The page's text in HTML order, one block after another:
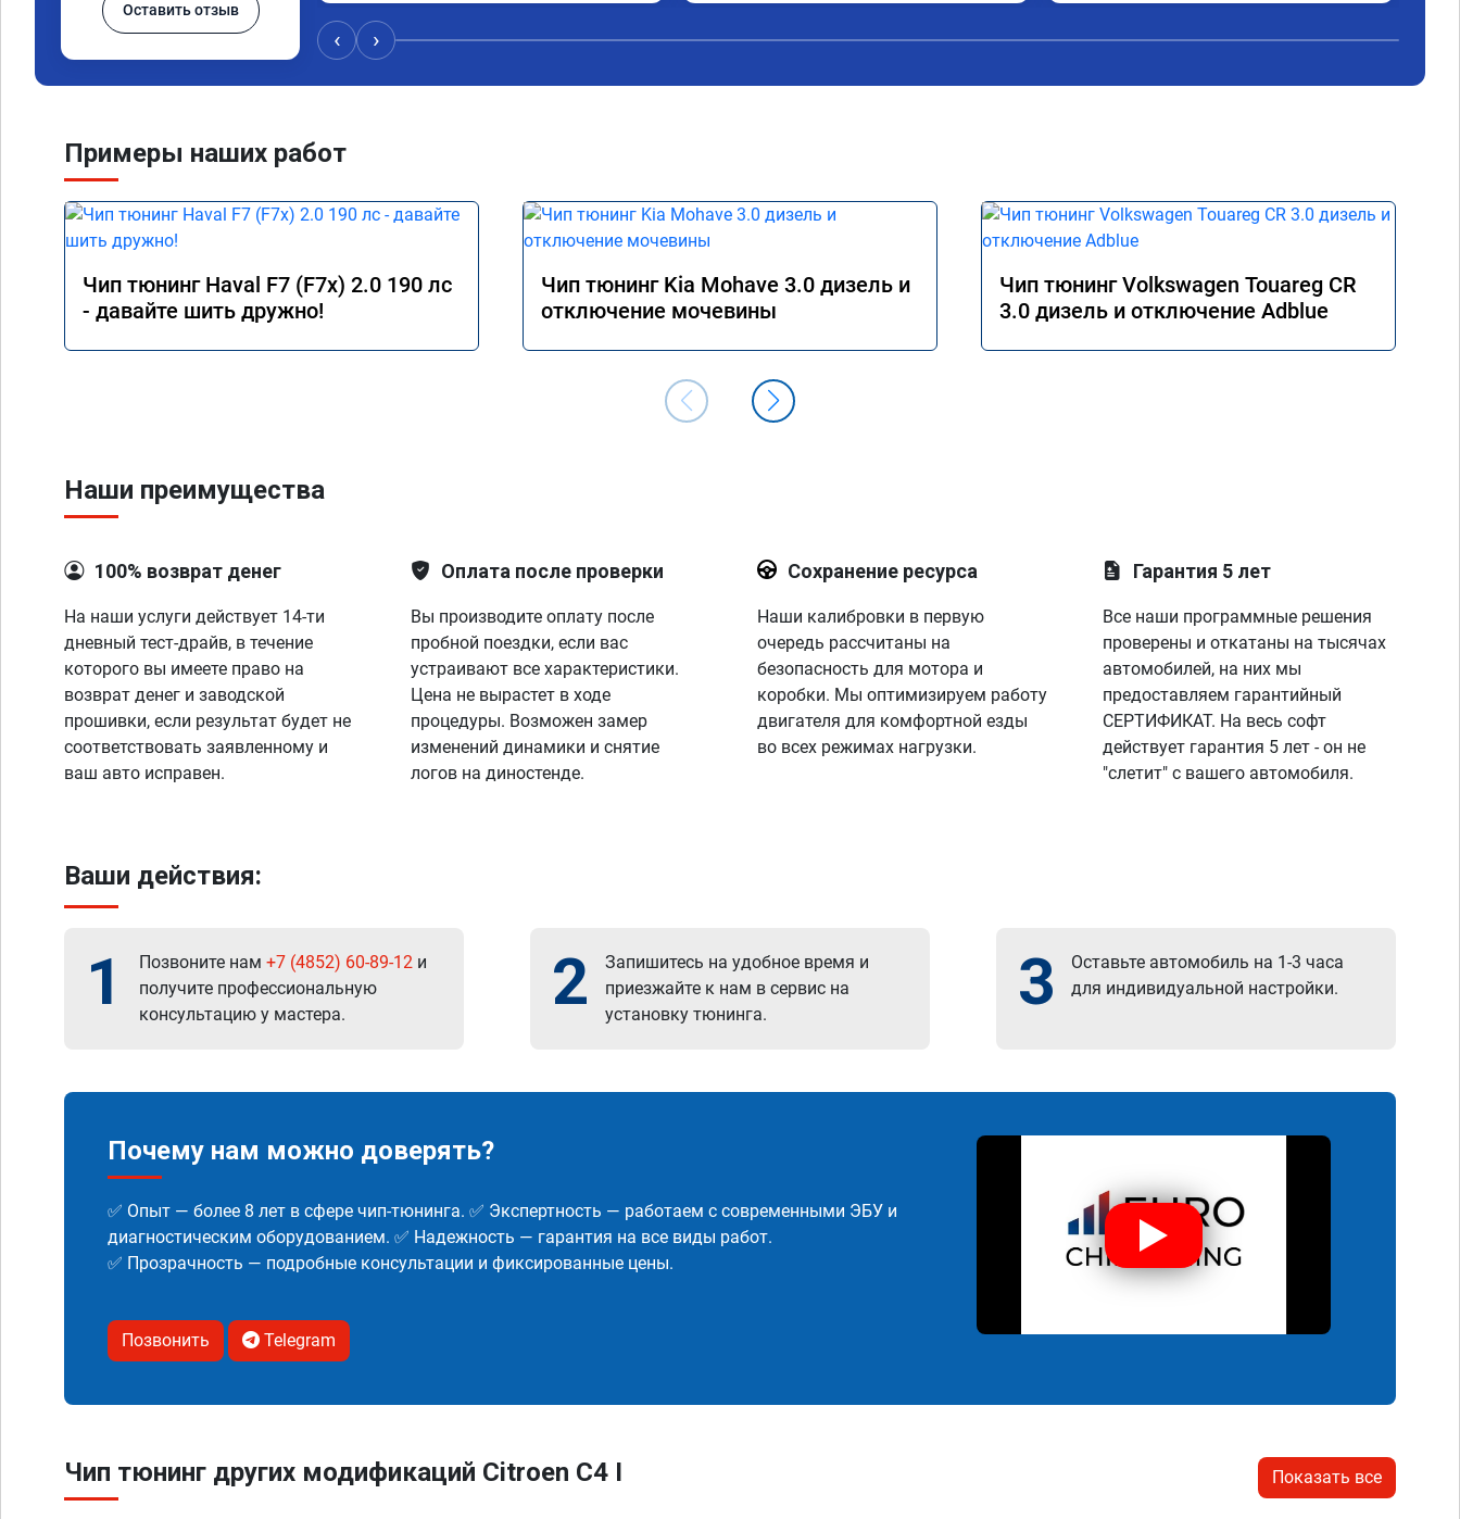
Оставить отзыв
‹ ›
Примеры наших работ
Чип тюнинг Haval F7 (F7x) 2.0 190 лс
- давайте шить дружно!
Чип тюнинг Kia Mohave 3.0 дизель и
отключение мочевины
Чип тюнинг Volkswagen Touareg CR
3.0 дизель и отключение Adblue
Наши преимущества
100% возврат денег
На наши услуги действует 14-ти
дневный тест-драйв, в течение
которого вы имеете право на
возврат денег и заводской
прошивки, если результат будет не
соответствовать заявленному и
ваш авто исправен.
Оплата после проверки
Вы производите оплату после
пробной поездки, если вас
устраивают все характеристики.
Цена не вырастет в ходе
процедуры. Возможен замер
изменений динамики и снятие
логов на диностенде.
Сохранение ресурса
Наши калибровки в первую
очередь рассчитаны на
безопасность для мотора и
коробки. Мы оптимизируем работу
двигателя для комфортной езды
во всех режимах нагрузки.
Гарантия 5 лет
Все наши программные решения
проверены и откатаны на тысячах
автомобилей, на них мы
предоставляем гарантийный
СЕРТИФИКАТ. На весь софт
действует гарантия 5 лет - он не
"слетит" с вашего автомобиля.
Ваши действия:
1 Позвоните нам +7 (4852) 60-89-12 и
получите профессиональную
консультацию у мастера.
2
Запишитесь на удобное время и
приезжайте к нам в сервис на
установку тюнинга.
3
Оставьте автомобиль на 1-3 часа
для индивидуальной настройки.
Почему нам можно доверять?
✅ Опыт — более 8 лет в сфере чип-тюнинга. ✅ Экспертность — работаем с современными ЭБУ и
диагностическим оборудованием. ✅ Надежность — гарантия на все виды работ.
✅ Прозрачность — подробные консультации и фиксированные цены.
Позвонить Telegram
Чип тюнинг других модификаций Citroen C4 I Показать все